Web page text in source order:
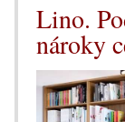
Lino.
nároky